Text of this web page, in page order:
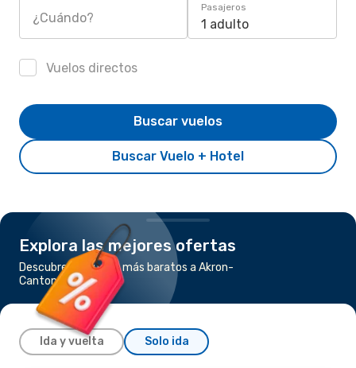
¿Cuándo?
Pasajeros
1 adulto
Vuelos directos
Buscar Vuelo + Hotel
Buscar vuelos
Explora las mejores ofertas
Descubre los vuelos más baratos a Akron-
Canton
Ida y vuelta Solo ida